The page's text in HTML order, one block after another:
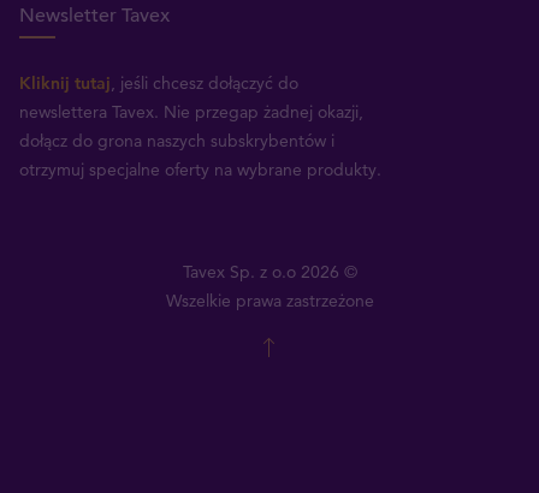
Newsletter Tavex
Kliknij tutaj, jeśli chcesz dołączyć do
newslettera Tavex. Nie przegap żadnej okazji,
dołącz do grona naszych subskrybentów i
otrzymuj specjalne oferty na wybrane produkty.
Tavex Sp. z o.o 2026 ©
Wszelkie prawa zastrzeżone